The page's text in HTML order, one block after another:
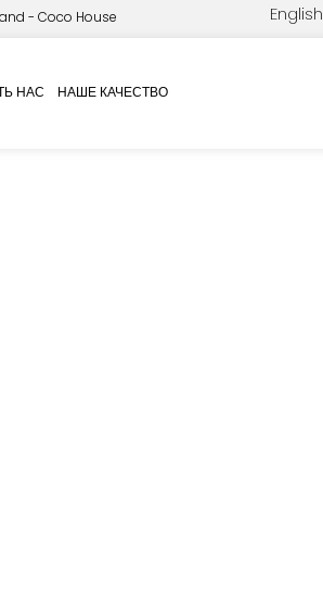
- Coco House English
НАС НАШЕ КАЧЕСТВО